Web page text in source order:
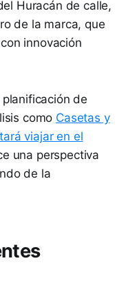
Huracán de calle,
de la marca, que
innovación
de
como Casetas y
viajar en el
una perspectiva
de la